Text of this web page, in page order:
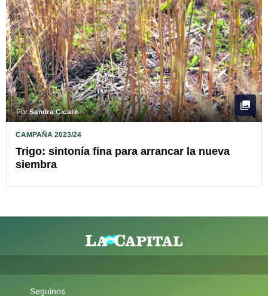
PorSandra Cicaré
CAMPAÑA 2023/24
Trigo: sintonía fina para arrancar la nueva
siembra
Seguinos